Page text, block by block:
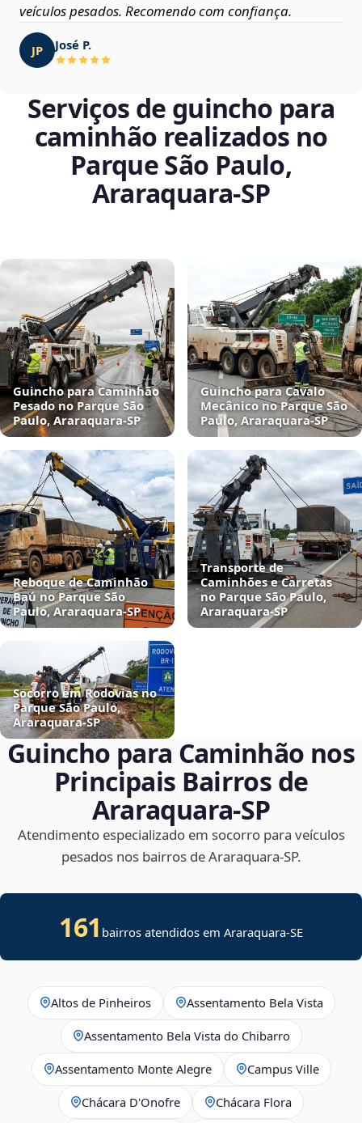
veículos pesados. Recomendo com confiança.
JP José P.
Serviços de guincho para
caminhão realizados no
Parque São Paulo,
Araraquara‑SP
Guincho para Caminhão
Pesado no Parque São
Paulo, Araraquara‑SP
Guincho para Cavalo
Mecânico no Parque São
Paulo, Araraquara‑SP
Reboque de Caminhão
Baú no Parque São
Paulo, Araraquara‑SP
Transporte de
Caminhões e Carretas
no Parque São Paulo,
Araraquara‑SP
Socorro em Rodovias no
Parque São Paulo,
Araraquara‑SP
Guincho para Caminhão nos
Principais Bairros de
Araraquara‑SP
Atendimento especializado em socorro para veículos
pesados nos bairros de Araraquara‑SP.
161 bairros atendidos em Araraquara-SE
Altos de Pinheiros Assentamento Bela Vista
Assentamento Bela Vista do Chibarro
Assentamento Monte Alegre Campus Ville
Chácara D'Onofre Chácara Flora